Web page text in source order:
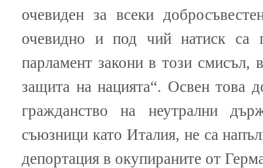
очевиден за всеки
очевидно и под чий натиск са
парламент закони в този смисъл,
защита на нацията“. Освен това
гражданство на неутрални
съюзници като Италия, не са
депортация в окупираните от